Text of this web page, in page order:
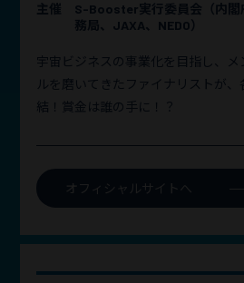
主催
S-Booster実行委員会（内閣
務局、JAXA、NEDO）
宇宙ビジネスの事業化を目指し、メ
ルを磨いてきたファイナリストが
結！賞金は誰の手に！？
オフィシャルサイトへ